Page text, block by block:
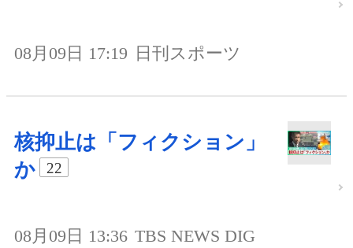
08月09日 17:19 日刊スポーツ
核抑止は「フィクション」
か
22
08月09日 13:36 TBS NEWS DIG